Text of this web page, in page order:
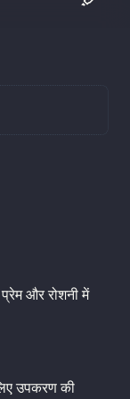
और रोशनी में
उपकरण की